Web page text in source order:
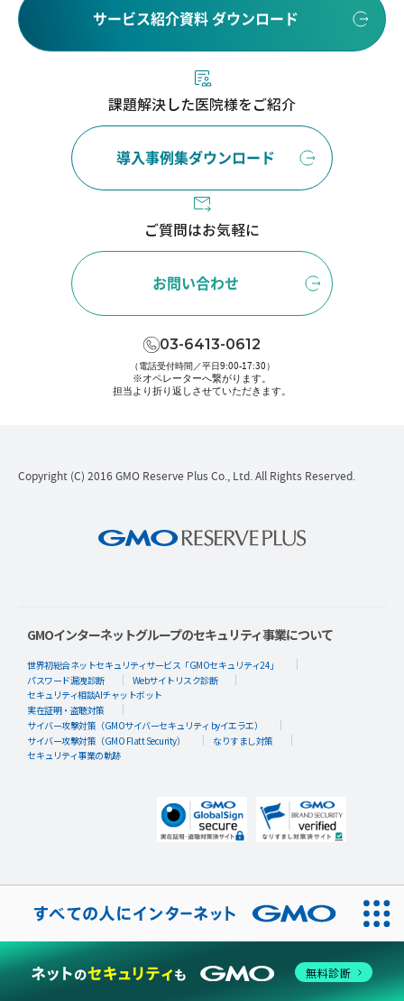
サービス紹介資料 ダウンロード
課題解決した医院様をご紹介
導入事例集ダウンロード
ご質問はお気軽に
お問い合わせ
03-6413-0612
（電話受付時間／平日9:00-17:30）
※オペレーターへ繋がります。
担当より折り返しさせていただきます。
Copyright (C) 2016 GMO Reserve Plus Co., Ltd. All Rights Reserved.
GMOインターネットグループのセキュリティ事業について
世界初総合ネットセキュリティサービス「GMOセキュリティ24」
パスワード漏洩診断
Webサイトリスク診断
セキュリティ相談AIチャットボット
実在証明・盗聴対策
サイバー攻撃対策（GMOサイバーセキュリティ byイエラエ）
サイバー攻撃対策（GMO Flatt Security）
なりすまし対策
セキュリティ事業の軌跡
無料診断